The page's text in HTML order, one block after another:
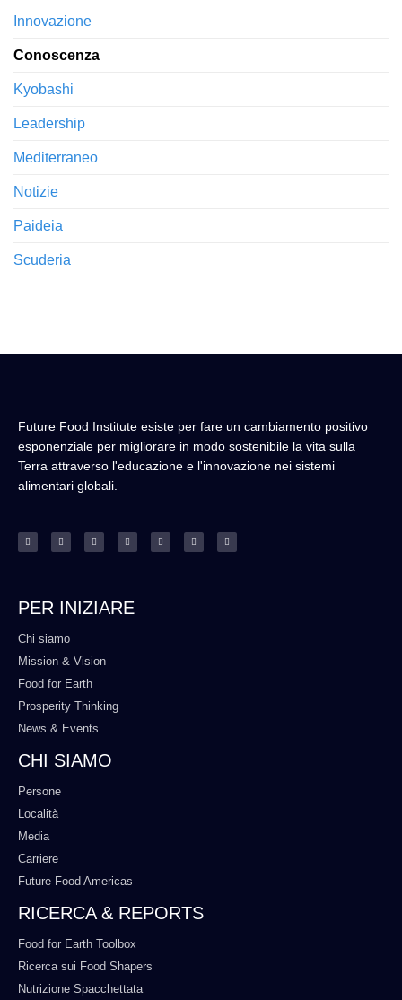
Innovazione
Conoscenza
Kyobashi
Leadership
Mediterraneo
Notizie
Paideia
Scuderia
Future Food Institute esiste per fare un cambiamento positivo
esponenziale per migliorare in modo sostenibile la vita sulla
Terra attraverso l'educazione e l'innovazione nei sistemi
alimentari globali.
PER INIZIARE
Chi siamo
Mission & Vision
Food for Earth
Prosperity Thinking
News & Events
CHI SIAMO
Persone
Località
Media
Carriere
Future Food Americas
RICERCA & REPORTS
Food for Earth Toolbox
Ricerca sui Food Shapers
Nutrizione Spacchettata